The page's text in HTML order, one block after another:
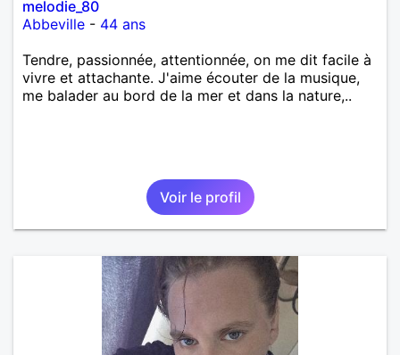
melodie_80
Abbeville - 44 ans
Tendre, passionnée, attentionnée, on me dit facile à
vivre et attachante. J'aime écouter de la musique,
me balader au bord de la mer et dans la nature,..
Voir le profil